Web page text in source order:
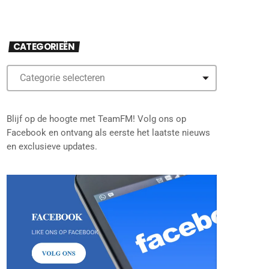
CATEGORIEËN
Blijf op de hoogte met TeamFM! Volg ons op
Facebook en ontvang als eerste het laatste nieuws
en exclusieve updates.